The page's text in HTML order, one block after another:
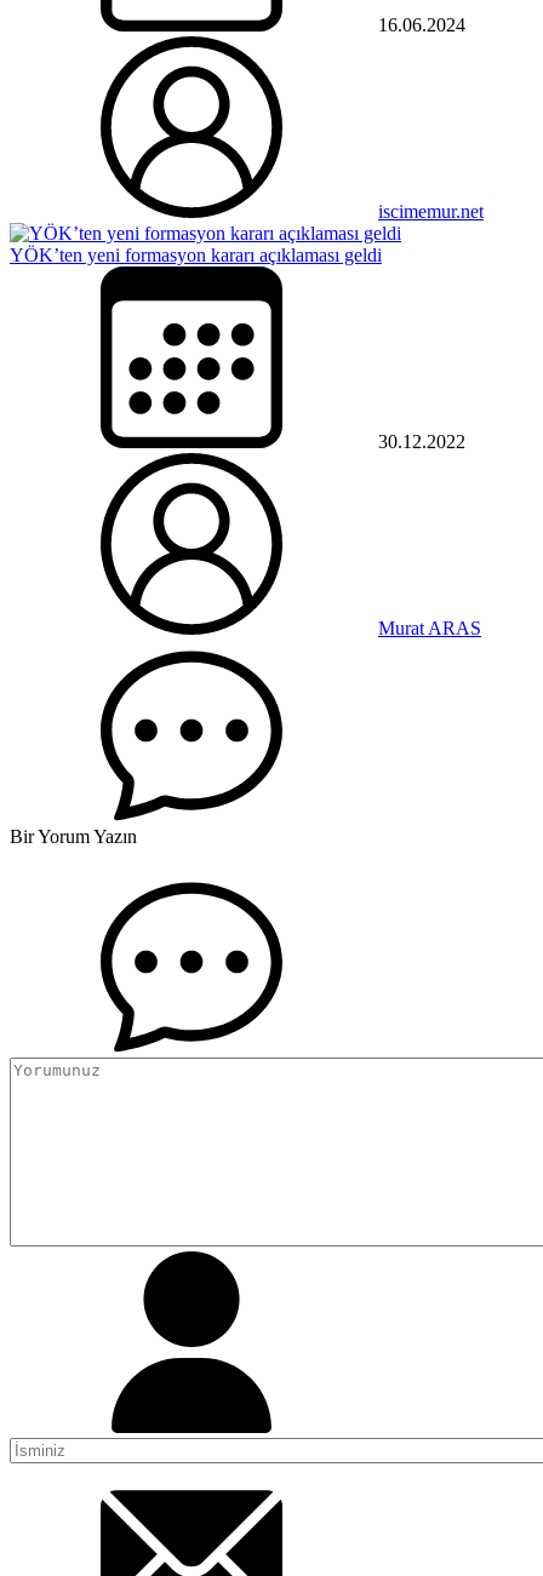
16.06.2024
iscimemur.net
YÖK’ten yeni formasyon kararı açıklaması geldi
30.12.2022
Murat ARAS
Bir Yorum Yazın